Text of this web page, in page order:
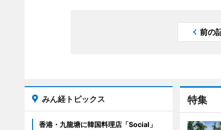
前の
特集
みん経トピックス
香港・九龍塘に韓国料理店「Social」